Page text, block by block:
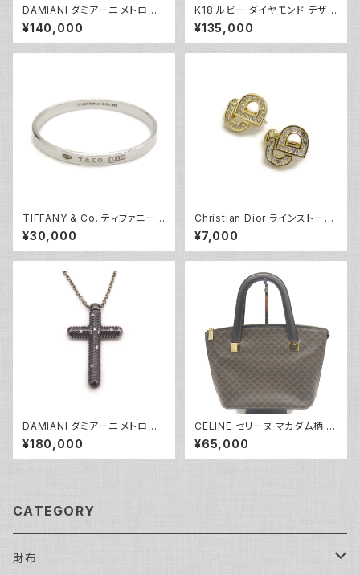
DAMIANI ダミアーニ メトロポ
リタンドリーム 6Pダイヤ ブレス
レット 18金 ピンクゴールド Y0
5086
¥140,000
K18 ルビー ダイヤモンド デザイ
ンリング 18金 指輪 10号 Y052
45
¥135,000
TIFFANY & Co. ティファニー 1
837 ナロー バングル ブレスレ
ット シルバー925 Y04751
¥30,000
Christian Dior ラインストーン
CDロゴ クリップイヤリング ※
石抜けあり Y05247
¥7,000
DAMIANI ダミアーニ メトロポ
リタンドリーム 6Pダイヤモンド
ネックレス K18WG 18金 アズ
キチェーン Y05255
¥180,000
CELINE セリーヌ マカダム柄 ト
ートバッグ MC97/2 Y05228
¥65,000
CATEGORY
財布